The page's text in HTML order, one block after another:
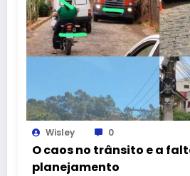
Wisley 0
O caos no trânsito e a
planejamento